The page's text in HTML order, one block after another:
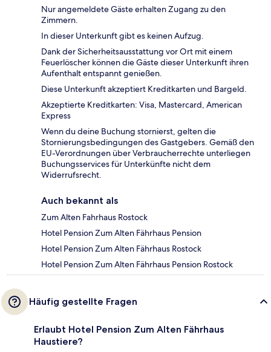
Nur angemeldete Gäste erhalten Zugang zu den
Zimmern.
In dieser Unterkunft gibt es keinen Aufzug.
Dank der Sicherheitsausstattung vor Ort mit einem
Feuerlöscher können die Gäste dieser Unterkunft ihren
Aufenthalt entspannt genießen.
Diese Unterkunft akzeptiert Kreditkarten und Bargeld.
Akzeptierte Kreditkarten: Visa, Mastercard, American
Express
Wenn du deine Buchung stornierst, gelten die
Stornierungsbedingungen des Gastgebers. Gemäß den
EU-Verordnungen über Verbraucherrechte unterliegen
Buchungsservices für Unterkünfte nicht dem
Widerrufsrecht.
Auch bekannt als
Zum Alten Fahrhaus Rostock
Hotel Pension Zum Alten Fährhaus Pension
Hotel Pension Zum Alten Fährhaus Rostock
Hotel Pension Zum Alten Fährhaus Pension Rostock
Häufig gestellte Fragen
Erlaubt Hotel Pension Zum Alten Fährhaus
Haustiere?